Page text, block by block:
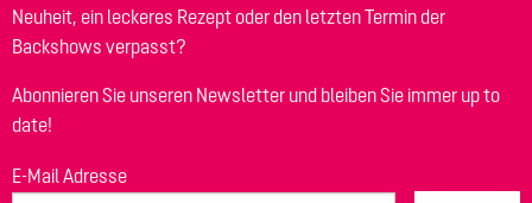
Neuheit, ein leckeres Rezept oder den letzten Termin der
Backshows verpasst?
Abonnieren Sie unseren Newsletter und bleiben Sie immer up to
date!
E-Mail Adresse